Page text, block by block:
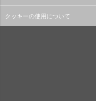
クッキーの使用について